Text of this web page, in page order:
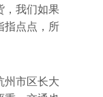
，我们如果
指点点，所
州市区长大